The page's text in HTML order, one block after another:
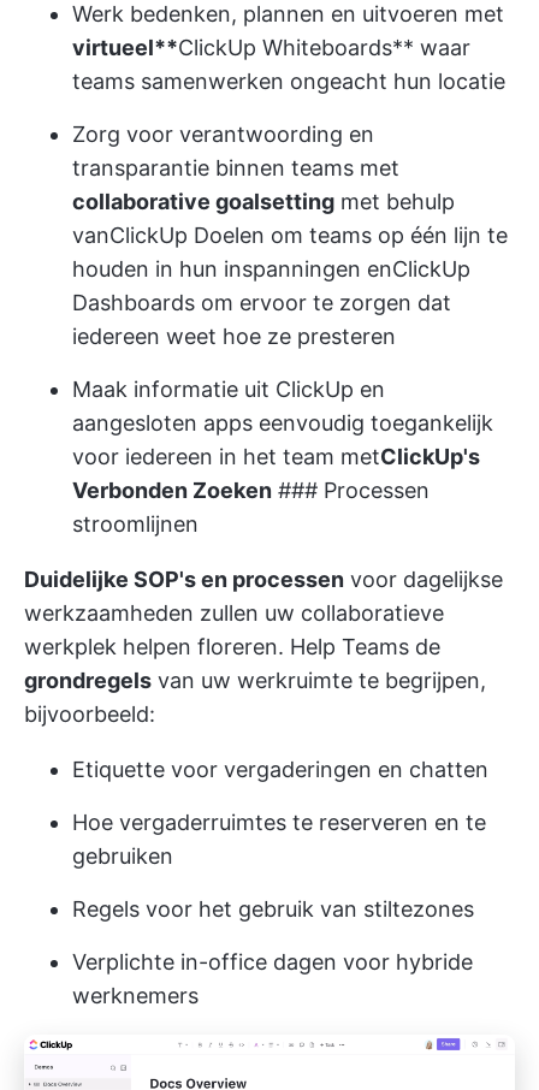
Werk bedenken, plannen en uitvoeren met
virtueel**ClickUp Whiteboards** waar
teams samenwerken ongeacht hun locatie
Zorg voor verantwoording en
transparantie binnen teams met
collaborative goalsetting met behulp
vanClickUp Doelen om teams op één lijn te
houden in hun inspanningen enClickUp
Dashboards om ervoor te zorgen dat
iedereen weet hoe ze presteren
Maak informatie uit ClickUp en
aangesloten apps eenvoudig toegankelijk
voor iedereen in het team metClickUp's
Verbonden Zoeken ### Processen
stroomlijnen
Duidelijke SOP's en processen voor dagelijkse
werkzaamheden zullen uw collaboratieve
werkplek helpen floreren. Help Teams de
grondregels van uw werkruimte te begrijpen,
bijvoorbeeld:
Etiquette voor vergaderingen en chatten
Hoe vergaderruimtes te reserveren en te
gebruiken
Regels voor het gebruik van stiltezones
Verplichte in-office dagen voor hybride
werknemers